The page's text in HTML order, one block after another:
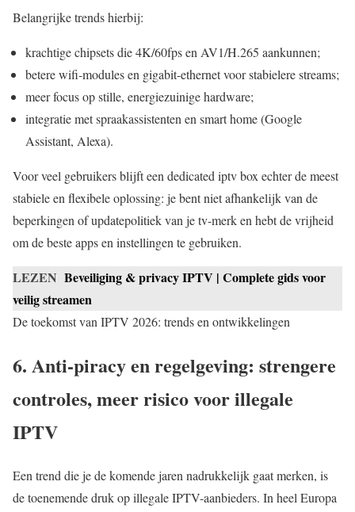
Belangrijke trends hierbij:
krachtige chipsets die 4K/60fps en AV1/H.265 aankunnen;
betere wifi-modules en gigabit-ethernet voor stabielere streams;
meer focus op stille, energiezuinige hardware;
integratie met spraakassistenten en smart home (Google
Assistant, Alexa).
Voor veel gebruikers blijft een dedicated iptv box echter de meest
stabiele en flexibele oplossing: je bent niet afhankelijk van de
beperkingen of updatepolitiek van je tv-merk en hebt de vrijheid
om de beste apps en instellingen te gebruiken.
LEZEN Beveiliging & privacy IPTV | Complete gids voor
veilig streamen
De toekomst van IPTV 2026: trends en ontwikkelingen
6. Anti-piracy en regelgeving: strengere
controles, meer risico voor illegale
IPTV
Een trend die je de komende jaren nadrukkelijk gaat merken, is
de toenemende druk op illegale IPTV-aanbieders. In heel Europa